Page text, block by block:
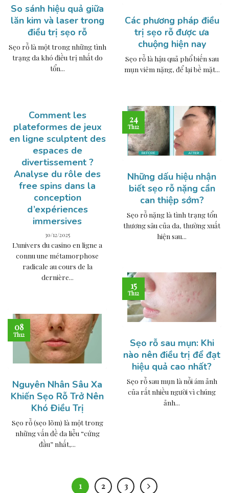
So sánh hiệu quả giữa
lăn kim và laser trong
điều trị sẹo rỗ
Sẹo rỗ là một trong những tình
trạng da khó điều trị nhất do
tổn...
Các phương pháp điều
trị sẹo rỗ được ưa
chuộng hiện nay
Sẹo rỗ là hậu quả phổ biến sau
mụn viêm nặng, để lại bề mặt...
Comment les
plateformes de jeux
en ligne sculptent des
espaces de
divertissement ?
Analyse du rôle des
free spins dans la
conception
d’expériences
immersives
30/12/2025
L’univers du casino en ligne a
connu une métamorphose
radicale au cours de la
dernière...
Những dấu hiệu nhận
biết sẹo rỗ nặng cần
can thiệp sớm?
Sẹo rỗ nặng là tình trạng tổn
thương sâu của da, thường xuất
hiện sau...
24
Th12
Sẹo rỗ sau mụn: Khi
nào nên điều trị để đạt
hiệu quả cao nhất?
Sẹo rỗ sau mụn là nỗi ám ảnh
của rất nhiều người vì chúng
ảnh...
15
Th12
Nguyên Nhân Sâu Xa
Khiến Sẹo Rỗ Trở Nên
Khó Điều Trị
Sẹo rỗ (sẹo lõm) là một trong
những vấn đề da liễu “cứng
đầu” nhất,...
08
Th12
1 2 3